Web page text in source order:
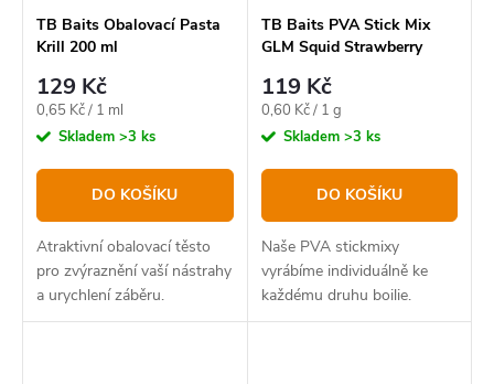
TB Baits Obalovací Pasta
Krill 200 ml
129 Kč
Měrná
cena:
0,65 Kč / 1 ml
Skladem >3 ks
DO KOŠÍKU
Atraktivní obalovací těsto
pro zvýraznění vaší nástrahy
a urychlení záběru.
TB Baits PVA Stick Mix
GLM Squid Strawberry
119 Kč
Měrná
cena:
0,60 Kč / 1 g
Skladem >3 ks
DO KOŠÍKU
Naše PVA stickmixy
vyrábíme individuálně ke
každému druhu boilie.